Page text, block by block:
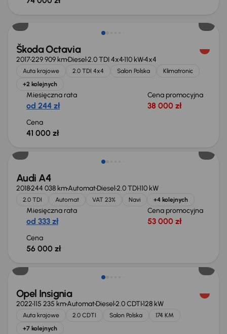
Škoda Octavia
2017229 909 kmDiesel2.0 TDI 4x4110 kW4x4
Auta krajowe 2.0 TDI 4x4 Salon Polska
Klimatronic
+2 kolejnych
Miesięczna rata
od 244 zł
Cena promocyjna
38 000 zł
Cena
41 000 zł
Audi A4
2018244 038 kmAutomatDiesel2.0 TDI110 kW
2.0 TDI Automat VAT 23% Navi +4 kolejnych
Miesięczna rata
od 333 zł
Cena promocyjna
53 000 zł
Cena
56 000 zł
Taniej o 1 000 zł
Opel Insignia
2022115 235 kmAutomatDiesel2.0 CDTI128 kW
Auta krajowe 2.0 CDTI Salon Polska
174 KM
+7 kolejnych